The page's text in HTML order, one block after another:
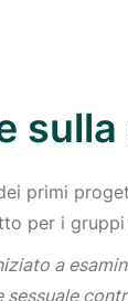
primi
per i
a
sessuale